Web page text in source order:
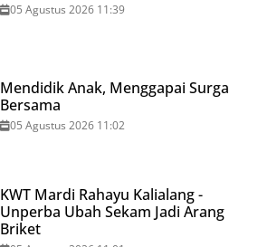
05 Agustus 2026 11:39
Mendidik Anak, Menggapai Surga
Bersama
05 Agustus 2026 11:02
KWT Mardi Rahayu Kalialang -
Unperba Ubah Sekam Jadi Arang
Briket